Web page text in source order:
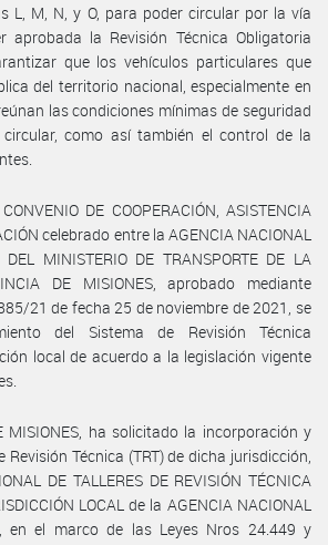
L, M, N, y O, para poder circular por la vía
aprobada la Revisión Técnica Obligatoria
que los vehículos particulares que
del territorio nacional, especialmente en
las condiciones mínimas de seguridad
como así también el control de la
DE COOPERACIÓN, ASISTENCIA
celebrado entre la AGENCIA NACIONAL
MINISTERIO DE TRANSPORTE DE LA
DE MISIONES, aprobado mediante
21 de fecha 25 de noviembre de 2021, se
del Sistema de Revisión Técnica
local de acuerdo a la legislación vigente
MISIONES, ha solicitado la incorporación y
Revisión Técnica (TRT) de dicha jurisdicción,
DE TALLERES DE REVISIÓN TÉCNICA
LOCAL de la AGENCIA NACIONAL
en el marco de las Leyes Nros 24.449 y